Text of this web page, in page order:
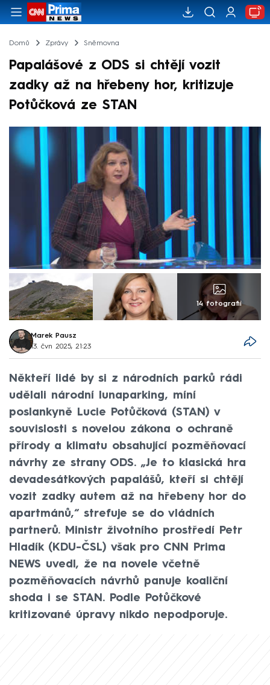
Domů Zprávy Sněmovna
Papalášové z ODS si chtějí vozit
zadky až na hřebeny hor, kritizuje
Potůčková ze STAN
14 fotografií
Marek Pausz
13. čvn 2025, 21:23
Někteří lidé by si z národních parků rádi
udělali národní lunaparking, míní
poslankyně Lucie Potůčková (STAN) v
souvislosti s novelou zákona o ochraně
přírody a klimatu obsahující pozměňovací
návrhy ze strany ODS. „Je to klasická hra
devadesátkových papalášů, kteří si chtějí
vozit zadky autem až na hřebeny hor do
apartmánů,“ strefuje se do vládních
partnerů. Ministr životního prostředí Petr
Hladík (KDU-ČSL) však pro CNN Prima
NEWS uvedl, že na novele včetně
pozměňovacích návrhů panuje koaliční
shoda i se STAN. Podle Potůčkové
kritizované úpravy nikdo nepodporuje.